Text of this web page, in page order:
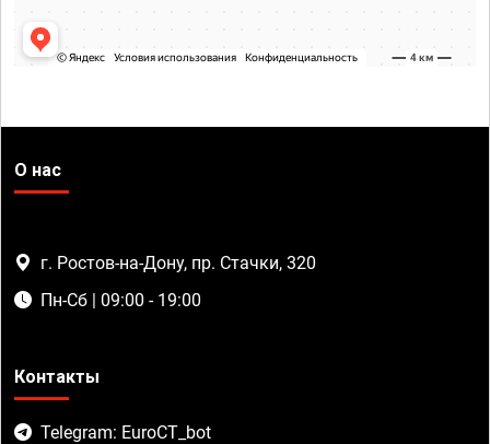
О нас
г. Ростов-на-Дону, пр. Стачки, 320
Пн-Сб | 09:00 - 19:00
Контакты
Telegram: EuroCT_bot